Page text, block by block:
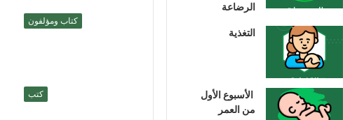
كتاب ومؤلفون
كتب
الرضاعة
التغذية
الأسبوع الأول
من العمر